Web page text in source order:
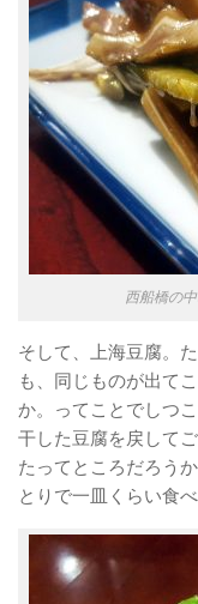
西船橋の
そして、上海豆腐。
も、同じものが出て
か。ってことでしつ
干した豆腐を戻して
たってところだろう
とりで一皿くらい食